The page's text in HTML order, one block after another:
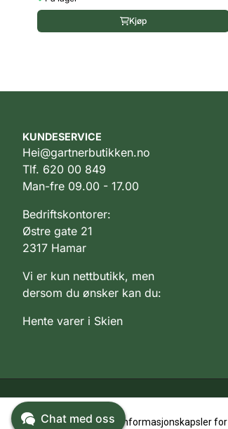
Kjøp
KUNDESERVICE
Hei@gartnerbutikken.no
Tlf. 620 00 849
Man-fre 09.00 - 17.00
Bedriftskontorer:
Østre gate 21
2317 Hamar
Vi er kun nettbutikk, men
dersom du ønsker kan du:
Hente varer i Skien
Dette nettstedet bruker informasjonskapsler
Chat med oss